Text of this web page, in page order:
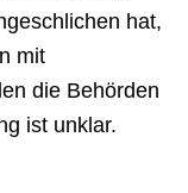
hat,
mit
die Behörden
ist unklar.